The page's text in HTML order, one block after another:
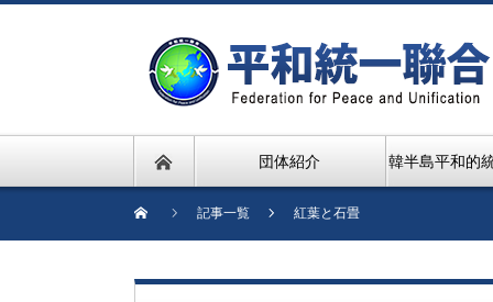
団体紹介 韓半島平和的
記事一覧 紅葉と石畳